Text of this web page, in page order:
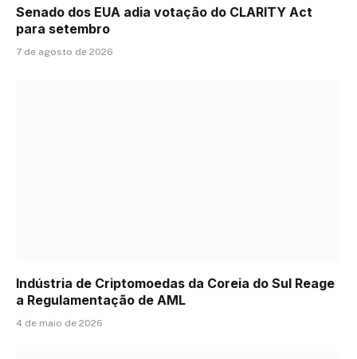
Senado dos EUA adia votação do CLARITY Act
para setembro
7 de agosto de 2026
Indústria de Criptomoedas da Coreia do Sul Reage
a Regulamentação de AML
4 de maio de 2026